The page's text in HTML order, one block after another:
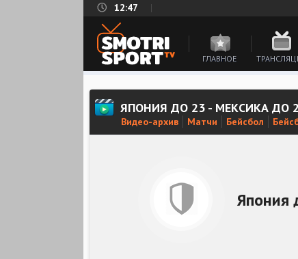
12:47
ГЛАВНОЕ
ЯПОНИЯ ДО 23 - МЕКСИКА ДО
Видео-архив Матчи Бейсбол
Япония